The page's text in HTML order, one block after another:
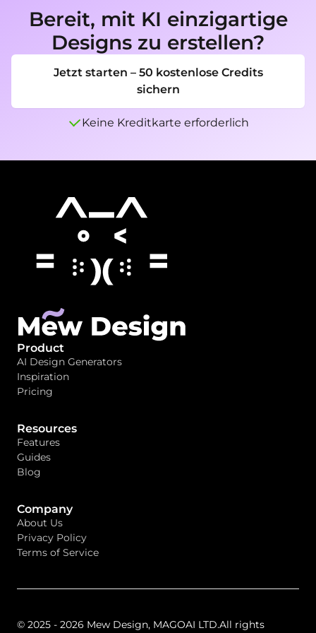
der Wortmarke konkurrieren.
Bereit, mit KI einzigartige
Designs zu erstellen?
Jetzt starten – 50 kostenlose Credits
sichern
Keine Kreditkarte erforderlich
Product
AI Design Generators
Inspiration
Pricing
Resources
Features
Guides
Blog
Company
About Us
Privacy Policy
Terms of Service
© 2025 - 2026 Mew Design, MAGOAI LTD.All rights